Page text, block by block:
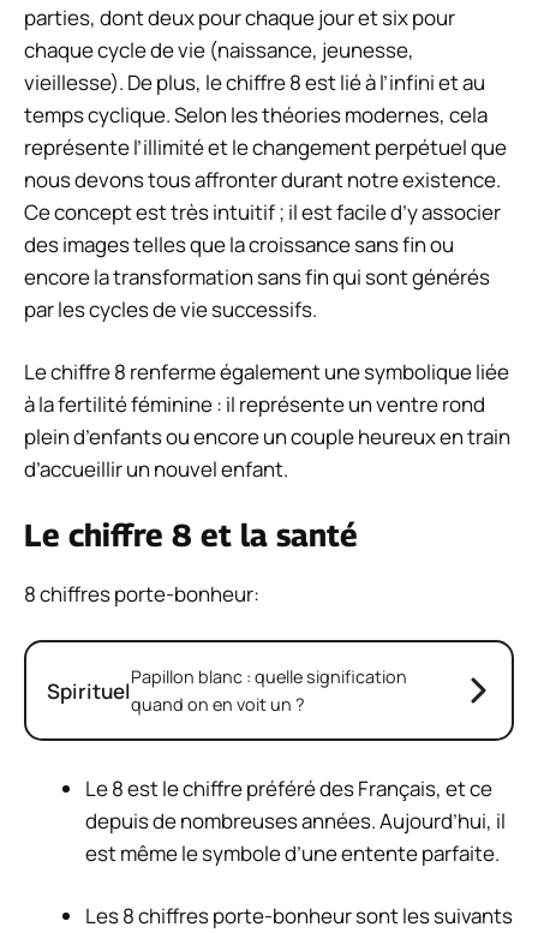
parties, dont deux pour chaque jour et six pour
chaque cycle de vie (naissance, jeunesse,
vieillesse). De plus, le chiffre 8 est lié à l’infini et au
temps cyclique. Selon les théories modernes, cela
représente l’illimité et le changement perpétuel que
nous devons tous affronter durant notre existence.
Ce concept est très intuitif ; il est facile d’y associer
des images telles que la croissance sans fin ou
encore la transformation sans fin qui sont générés
par les cycles de vie successifs.
Le chiffre 8 renferme également une symbolique liée
à la fertilité féminine : il représente un ventre rond
plein d’enfants ou encore un couple heureux en train
d’accueillir un nouvel enfant.
Le chiffre 8 et la santé
8 chiffres porte-bonheur:
SpirituelPapillon blanc : quelle signification
quand on en voit un ?
Le 8 est le chiffre préféré des Français, et ce
depuis de nombreuses années. Aujourd’hui, il
est même le symbole d’une entente parfaite.
Les 8 chiffres porte-bonheur sont les suivants